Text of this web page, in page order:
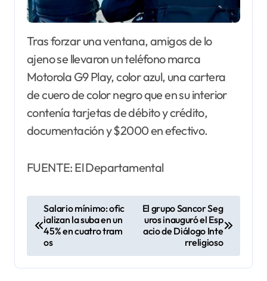
Tras forzar una ventana, amigos de lo
ajeno se llevaron un teléfono marca
Motorola G9 Play, color azul, una cartera
de cuero de color negro que en su interior
contenía tarjetas de débito y crédito,
documentación y $2000 en efectivo.
FUENTE: El Departamental
e
Salario mínimo: ofic
ializan la suba en un
45% en cuatro tram
os
El grupo Sancor Seg
uros inauguró el Esp
acio de Diálogo Inte
rreligioso